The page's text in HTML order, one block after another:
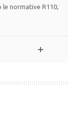
normative R110,